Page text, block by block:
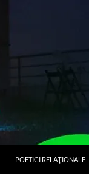
POETICI RELAŢIONALE